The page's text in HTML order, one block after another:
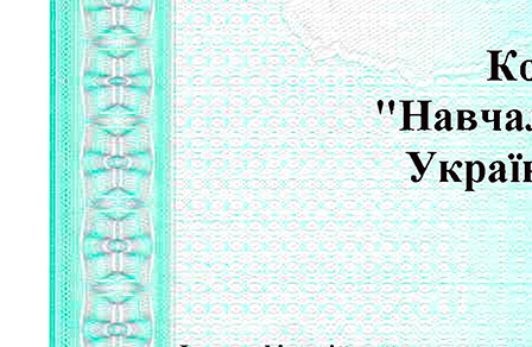
Реєстр перекладачів жестової мови Українського
товариства глухих
Підготовка перекладачів
"Сервіс УТОГ"
Атестація
Безбар'єрність для глухих
Вінницька область
Волинська область
Дніпропетровська область
Донецька область
Житомирська область
Закарпатська область
Запорізька область
Івано-Франківська область